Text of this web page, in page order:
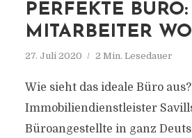
PERFEKTE
MITARBEITER
27. Juli 2020 2 Min. Lesedauer
Wie sieht das ideale Büro
Immobiliendienstleister
Büroangestellte in ganz